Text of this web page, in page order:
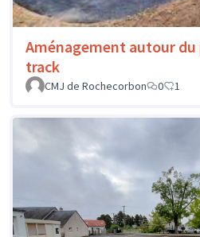
Aménagement autour du
track
CMJ de Rochecorbon
0 1